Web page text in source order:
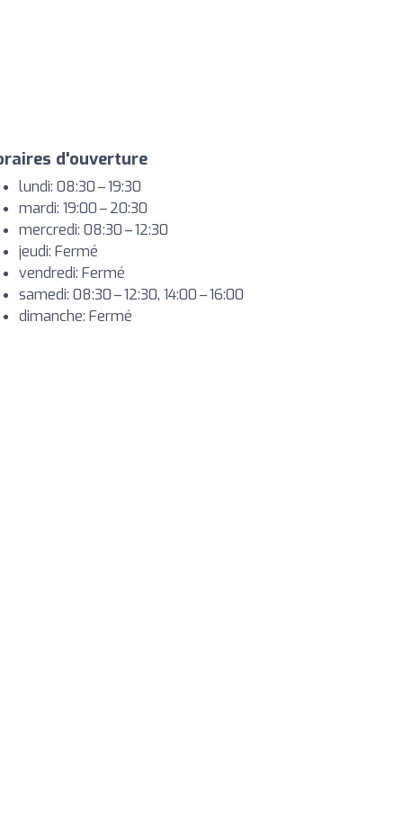
d'ouverture
lundi: 08:30 – 19:30
mardi: 19:00 – 20:30
mercredi: 08:30 – 12:30
jeudi: Fermé
vendredi: Fermé
samedi: 08:30 – 12:30, 14:00 – 16:00
dimanche: Fermé